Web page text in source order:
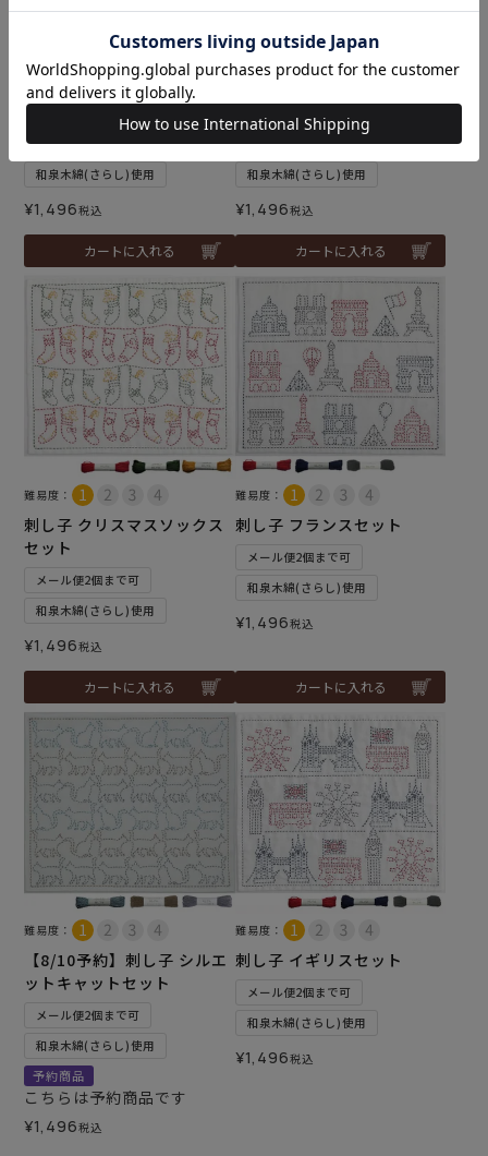
刺し子 ゆきだるまセット
メール便2個まで可
和泉木綿(さらし)使用
¥1,496税込
カートに入れる
難易度：
メール便2個まで可
和泉木綿(さらし)使用
¥1,496税込
カートに入れる
難易度：
刺し子 クリスマスソックス
セット
メール便2個まで可
和泉木綿(さらし)使用
¥1,496税込
カートに入れる
難易度：
刺し子 フランスセット
メール便2個まで可
和泉木綿(さらし)使用
¥1,496税込
カートに入れる
難易度：
【8/10予約】刺し子 シルエ
ットキャットセット
メール便2個まで可
和泉木綿(さらし)使用
予約商品
こちらは予約商品です
¥1,496税込
難易度：
刺し子 イギリスセット
メール便2個まで可
和泉木綿(さらし)使用
¥1,496税込